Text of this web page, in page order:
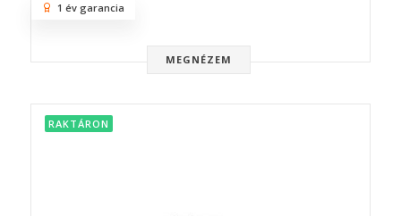
MEGNÉZEM
1 év garancia
RAKTÁRON